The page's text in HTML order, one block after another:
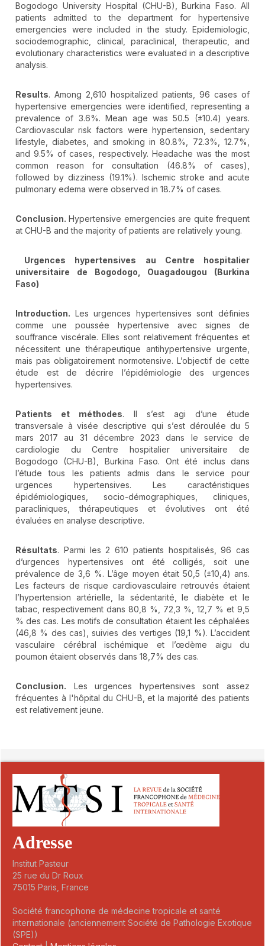
Bogodogo University Hospital (CHU-B), Burkina Faso. All
patients admitted to the department for hypertensive
emergencies were included in the study. Epidemiologic,
sociodemographic, clinical, paraclinical, therapeutic, and
evolutionary characteristics were evaluated in a descriptive
analysis.
Results. Among 2,610 hospitalized patients, 96 cases of
hypertensive emergencies were identified, representing a
prevalence of 3.6%. Mean age was 50.5 (±10.4) years.
Cardiovascular risk factors were hypertension, sedentary
lifestyle, diabetes, and smoking in 80.8%, 72.3%, 12.7%,
and 9.5% of cases, respectively. Headache was the most
common reason for consultation (46.8% of cases),
followed by dizziness (19.1%). Ischemic stroke and acute
pulmonary edema were observed in 18.7% of cases.
Conclusion. Hypertensive emergencies are quite frequent
at CHU-B and the majority of patients are relatively young.
Urgences hypertensives au Centre hospitalier
universitaire de Bogodogo, Ouagadougou (Burkina
Faso)
Introduction. Les urgences hypertensives sont définies
comme une poussée hypertensive avec signes de
souffrance viscérale. Elles sont relativement fréquentes et
nécessitent une thérapeutique antihypertensive urgente,
mais pas obligatoirement normotensive. L’objectif de cette
étude est de décrire l’épidémiologie des urgences
hypertensives.
Patients et méthodes. Il s’est agi d’une étude
transversale à visée descriptive qui s’est déroulée du 5
mars 2017 au 31 décembre 2023 dans le service de
cardiologie du Centre hospitalier universitaire de
Bogodogo (CHU-B), Burkina Faso. Ont été inclus dans
l’étude tous les patients admis dans le service pour
urgences hypertensives. Les caractéristiques
épidémiologiques, socio-démographiques, cliniques,
paracliniques, thérapeutiques et évolutives ont été
évaluées en analyse descriptive.
Résultats. Parmi les 2 610 patients hospitalisés, 96 cas
d’urgences hypertensives ont été colligés, soit une
prévalence de 3,6 %. L’âge moyen était 50,5 (±10,4) ans.
Les facteurs de risque cardiovasculaire retrouvés étaient
l’hypertension artérielle, la sédentarité, le diabète et le
tabac, respectivement dans 80,8 %, 72,3 %, 12,7 % et 9,5
% des cas. Les motifs de consultation étaient les céphalées
(46,8 % des cas), suivies des vertiges (19,1 %). L’accident
vasculaire cérébral ischémique et l’œdème aigu du
poumon étaient observés dans 18,7% des cas.
Conclusion. Les urgences hypertensives sont assez
fréquentes à l'hôpital du CHU-B, et la majorité des patients
est relativement jeune.
Adresse
Institut Pasteur
25 rue du Dr Roux
75015 Paris, France
Société francophone de médecine tropicale et santé
internationale (anciennement Société de Pathologie Exotique
(SPE))